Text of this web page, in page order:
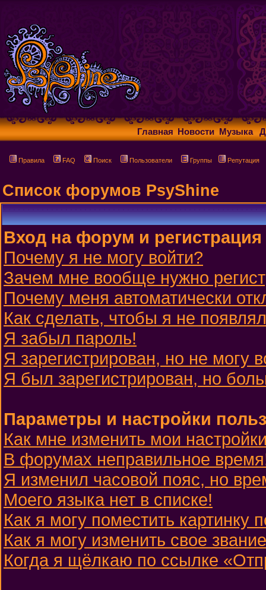
Главная Новости Музыка
Правила FAQ Поиск Пользователи Группы Репутация
Список форумов PsyShine
Вход на форум и регистрация
Почему я не могу войти?
Зачем мне вообще нужно
Почему меня автоматически
Как сделать, чтобы я не
Я забыл пароль!
Я зарегистрирован, но не могу
Я был зарегистрирован, но
Параметры и настройки
Как мне изменить мои
В форумах неправильное
Я изменил часовой пояс, но
Моего языка нет в списке!
Как я могу поместить картинку
Как я могу изменить свое
Когда я щёлкаю по ссылке